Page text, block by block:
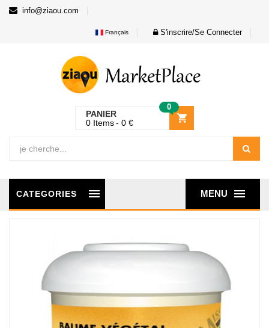
info@ziaou.com
Français S'inscrire/Se Connecter
PANIER
0
0 Items 0 €
MENU
CATEGORIES